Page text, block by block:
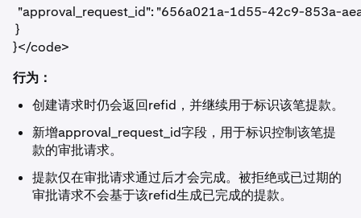
"approval_request_id": "656a021a-1d55-42c9-853a-
}
}</code>
行为：
创建请求时仍会返回refid ，并继续用于标识该笔提款。
新增approval_request_id字段，用于标识控制该笔提
款的审批请求。
提款仅在审批请求通过后才会完成。被拒绝或已过期的
审批请求不会基于该refid生成已完成的提款。